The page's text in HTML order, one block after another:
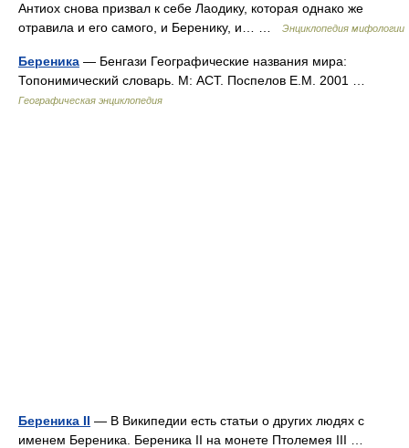
Антиох снова призвал к себе Лаодику, которая однако же
отравила и его самого, и Беренику, и… …
Энциклопедия мифологии
Береника — Бенгази Географические названия мира:
Топонимический словарь. М: АСТ. Поспелов Е.М. 2001 …
Географическая энциклопедия
Береника II — В Википедии есть статьи о других людях с
именем Береника. Береника II на монете Птолемея III …